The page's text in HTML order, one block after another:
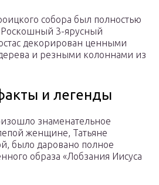
собора был полностью
3-ярусный
декорирован ценными
и резными колоннами из
и легенды
знаменательное
женщине, Татьяне
было даровано полное
образа «Лобзания Иисуса